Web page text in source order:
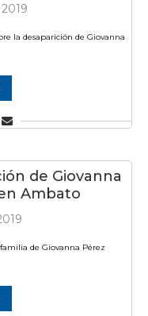
la desaparición de Giovanna
de Giovanna
Ambato
de Giovanna Pérez